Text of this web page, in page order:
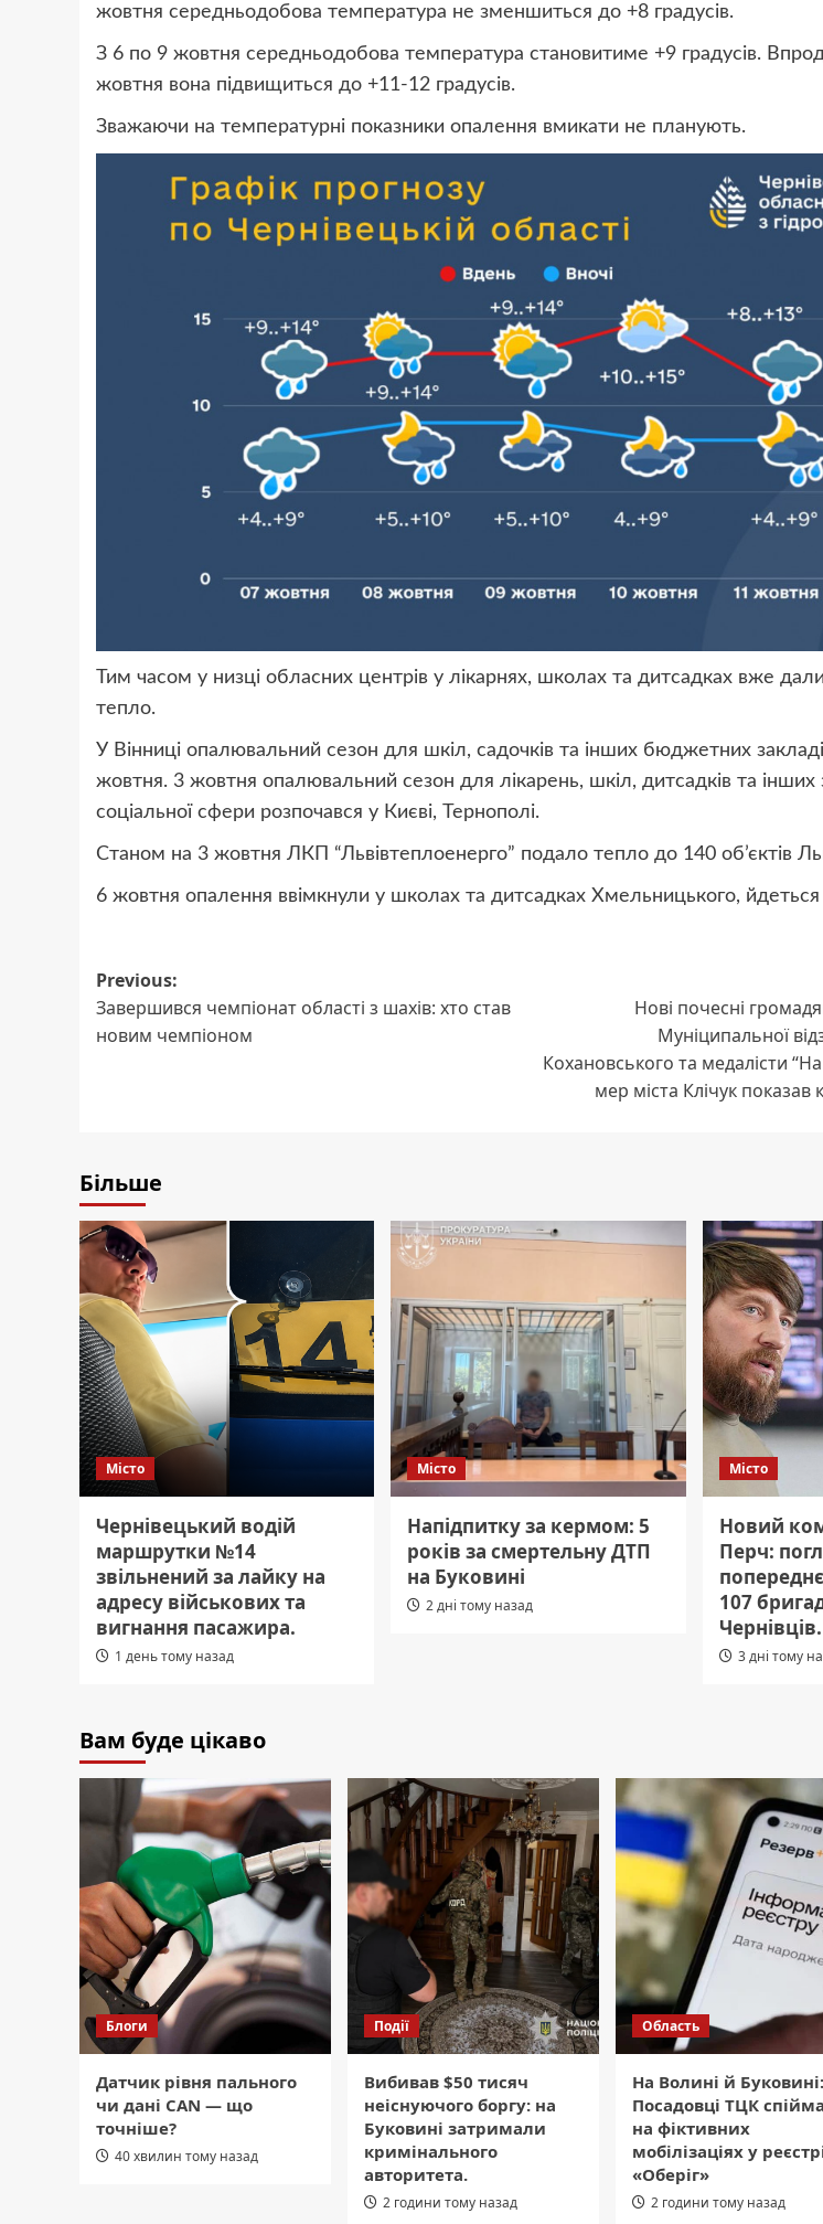
жовтня середньодобова температура не зменшиться до +8 градусів.
З 6 по 9 жовтня середньодобова температура становитиме +9 градусів.
жовтня вона підвищиться до +11-12 градусів.
Зважаючи на температурні показники опалення вмикати не планують.
Тим часом у низці обласних центрів у лікарнях, школах та дитсадках вже
тепло.
У Вінниці опалювальний сезон для шкіл, садочків та інших бюджетних
жовтня. 3 жовтня опалювальний сезон для лікарень, шкіл, дитсадків та інших
соціальної сфери розпочався у Києві, Тернополі.
Станом на 3 жовтня ЛКП “Львівтеплоенерго” подало тепло до 140 об’єктів
6 жовтня опалення ввімкнули у школах та дитсадках Хмельницького, йдеться
Post
navigation
Previous:
Завершився чемпіонат області з шахів: хто став
новим чемпіоном
Нові почесні
Муніципальної
Кохановського та медалісти “На
мер міста Клічук
Більше
Місто
Чернівецький водій
маршрутки №14
звільнений за лайку на
адресу військових та
вигнання пасажира.
1 день тому назад
Місто
Напідпитку за кермом: 5
років за смертельну ДТП
на Буковині
2 дні тому назад
Місто
Новий
Перч:
107
Чернівців.
3 дні тому
Вам буде цікаво
Блоги
Датчик рівня пального
чи дані CAN — що
точніше?
40 хвилин тому назад
Події
Вибивав $50 тисяч
неіснуючого боргу: на
Буковині затримали
кримінального
авторитета.
2 години тому назад
Область
На Волині й Буковині:
Посадовці ТЦК
на фіктивних
мобілізаціях у
«Оберіг»
2 години тому назад